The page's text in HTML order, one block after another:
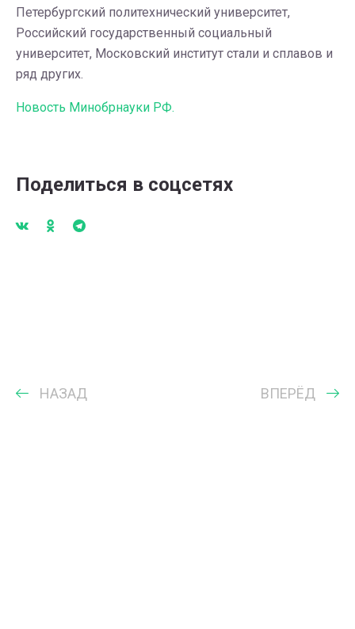
Петербургский политехнический университет,
Российский государственный социальный
университет, Московский институт стали и сплавов и
ряд других.
Новость Минобрнауки РФ.
Поделиться в соцсетях
НАЗАД ВПЕРЁД